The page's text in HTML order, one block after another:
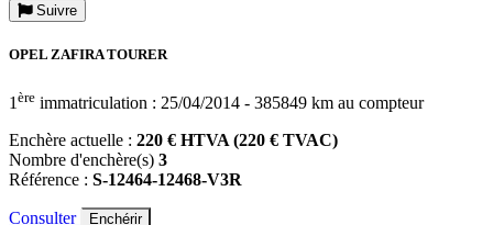
Suivre
OPEL ZAFIRA TOURER
1 ère immatriculation : 25/04/2014 - 385849 km au compteur
Enchère actuelle : 220 € HTVA (220 € TVAC)
Nombre d'enchère(s) 3
Référence : S-12464-12468-V3R
Consulter Enchérir